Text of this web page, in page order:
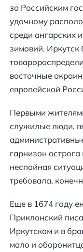
за Российским
удачному
среди ангарских
зимовий. Иркутск
восточные
европейской
Первыми
служилые люди,
гарнизон
неспойная
требовала,
Еще в 1674 году
Приклонский
Иркутском и в
мало и